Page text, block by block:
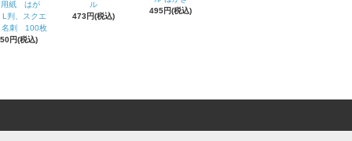
用紙 はが
L判、スクエ
名刺 100枚
円(税込)
ル
473円(税込)
495円(税込)